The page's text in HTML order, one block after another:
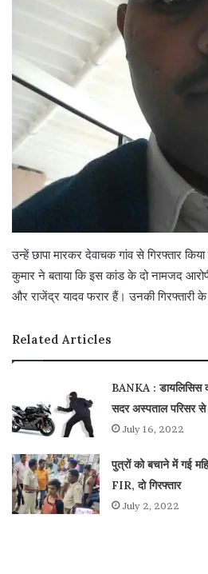
उन्हें छापा मारकर देवाचक गांव से गिरफ्तार
कुमार ने बताया कि इस कांड के दो नामजद
और राजेंद्र यादव फरार हैं। उनकी गिरफ्तारी के
Related Articles
BANKA : डायलिसिस
सदर अस्पताल परिसर
July 16, 2022
पुत्रों को बचाने में गई
FIR, दो गिरफ्तार
July 2, 2022